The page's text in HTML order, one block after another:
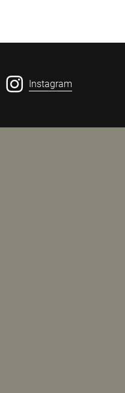
Instagram